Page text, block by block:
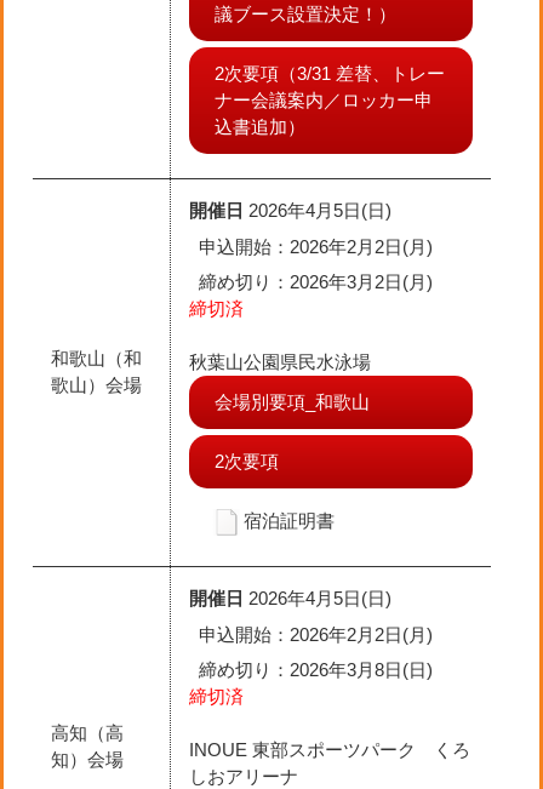
議ブース設置決定！）
2次要項（3/31 差替、トレー
ナー会議案内／ロッカー申
込書追加）
和歌山（和
歌山）会場
開催日 2026年4月5日(日)
申込開始：2026年2月2日(月)
締め切り ：2026年3月2日(月)
締切済
秋葉山公園県民水泳場
会場別要項_和歌山
2次要項
宿泊証明書
高知（高
知）会場
開催日 2026年4月5日(日)
申込開始：2026年2月2日(月)
締め切り ：2026年3月8日(日)
締切済
INOUE 東部スポーツパーク くろ
しおアリーナ